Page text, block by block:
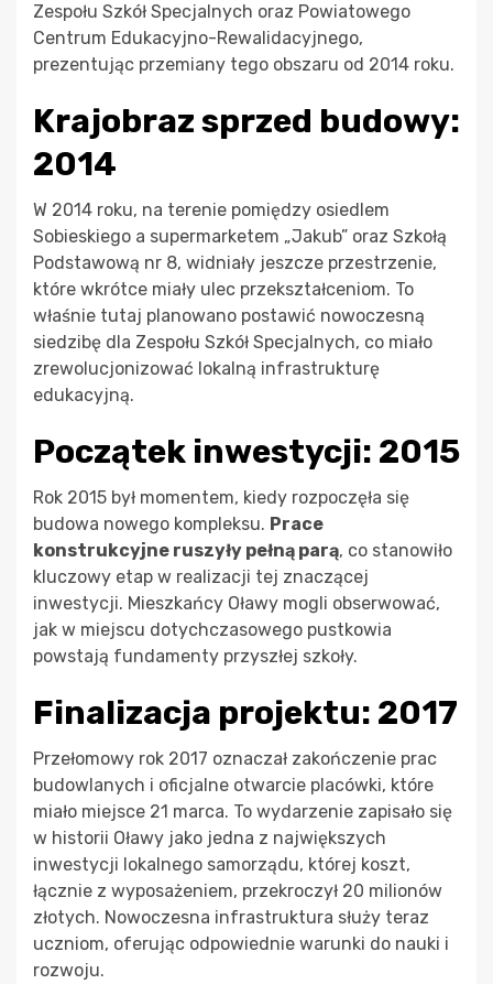
Zespołu Szkół Specjalnych oraz Powiatowego
Centrum Edukacyjno-Rewalidacyjnego,
prezentując przemiany tego obszaru od 2014 roku.
Krajobraz sprzed budowy:
2014
W 2014 roku, na terenie pomiędzy osiedlem
Sobieskiego a supermarketem „Jakub” oraz Szkołą
Podstawową nr 8, widniały jeszcze przestrzenie,
które wkrótce miały ulec przekształceniom. To
właśnie tutaj planowano postawić nowoczesną
siedzibę dla Zespołu Szkół Specjalnych, co miało
zrewolucjonizować lokalną infrastrukturę
edukacyjną.
Początek inwestycji: 2015
Rok 2015 był momentem, kiedy rozpoczęła się
budowa nowego kompleksu. Prace
konstrukcyjne ruszyły pełną parą, co stanowiło
kluczowy etap w realizacji tej znaczącej
inwestycji. Mieszkańcy Oławy mogli obserwować,
jak w miejscu dotychczasowego pustkowia
powstają fundamenty przyszłej szkoły.
Finalizacja projektu: 2017
Przełomowy rok 2017 oznaczał zakończenie prac
budowlanych i oficjalne otwarcie placówki, które
miało miejsce 21 marca. To wydarzenie zapisało się
w historii Oławy jako jedna z największych
inwestycji lokalnego samorządu, której koszt,
łącznie z wyposażeniem, przekroczył 20 milionów
złotych. Nowoczesna infrastruktura służy teraz
uczniom, oferując odpowiednie warunki do nauki i
rozwoju.